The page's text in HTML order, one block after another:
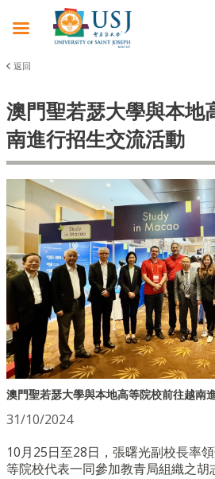
返回
澳門聖若瑟大學與本地
南進行招生交流活動
澳門聖若瑟大學與本地高等院校前往越南
31/10/2024
10月25日至28日，張曙光副校長率
等院校代表一同參加教青局組織之胡